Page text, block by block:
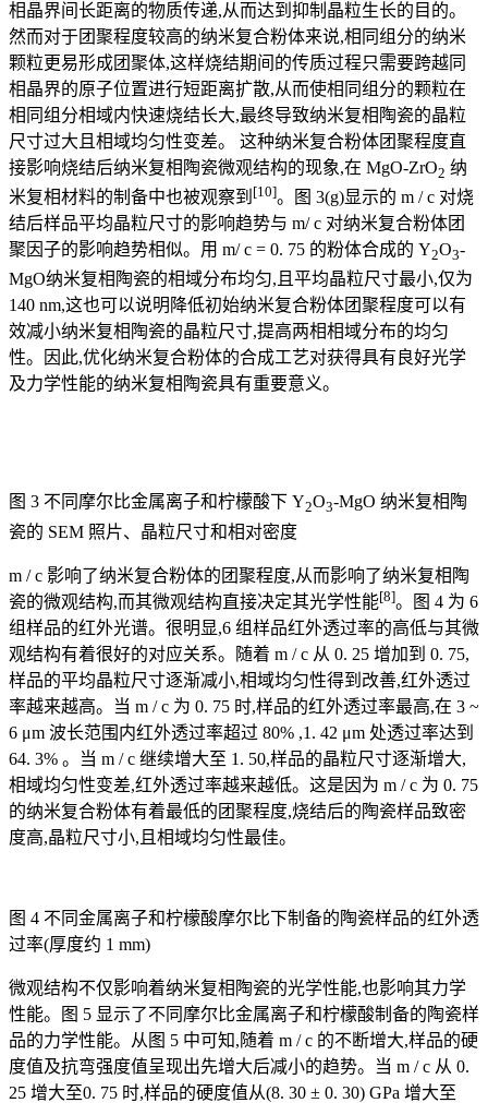
相晶界间长距离的物质传递,从而达到抑制晶粒生长的目的。
然而对于团聚程度较高的纳米复合粉体来说,相同组分的纳米
颗粒更易形成团聚体,这样烧结期间的传质过程只需要跨越同
相晶界的原子位置进行短距离扩散,从而使相同组分的颗粒在
相同组分相域内快速烧结长大,最终导致纳米复相陶瓷的晶粒
尺寸过大且相域均匀性变差。 这种纳米复合粉体团聚程度直
接影响烧结后纳米复相陶瓷微观结构的现象,在 MgO-ZrO2 纳
米复相材料的制备中也被观察到 [10]。图 3(g)显示的 m / c 对烧
结后样品平均晶粒尺寸的影响趋势与 m/ c 对纳米复合粉体团
聚因子的影响趋势相似。用 m/ c = 0. 75 的粉体合成的 Y2O3-
MgO纳米复相陶瓷的相域分布均匀,且平均晶粒尺寸最小,仅为
140 nm,这也可以说明降低初始纳米复合粉体团聚程度可以有
效减小纳米复相陶瓷的晶粒尺寸,提高两相相域分布的均匀
性。因此,优化纳米复合粉体的合成工艺对获得具有良好光学
及力学性能的纳米复相陶瓷具有重要意义。
图 3 不同摩尔比金属离子和柠檬酸下 Y2O3-MgO 纳米复相陶
瓷的 SEM 照片、晶粒尺寸和相对密度
m / c 影响了纳米复合粉体的团聚程度,从而影响了纳米复相陶
瓷的微观结构,而其微观结构直接决定其光学性能[8]。图 4 为 6
组样品的红外光谱。很明显,6 组样品红外透过率的高低与其微
观结构有着很好的对应关系。随着 m / c 从 0. 25 增加到 0. 75,
样品的平均晶粒尺寸逐渐减小,相域均匀性得到改善,红外透过
率越来越高。当 m / c 为 0. 75 时,样品的红外透过率最高,在 3 ~
6 μm 波长范围内红外透过率超过 80% ,1. 42 μm 处透过率达到
64. 3% 。当 m / c 继续增大至 1. 50,样品的晶粒尺寸逐渐增大,
相域均匀性变差,红外透过率越来越低。这是因为 m / c 为 0. 75
的纳米复合粉体有着最低的团聚程度,烧结后的陶瓷样品致密
度高,晶粒尺寸小,且相域均匀性最佳。
图 4 不同金属离子和柠檬酸摩尔比下制备的陶瓷样品的红外透
过率(厚度约 1 mm)
微观结构不仅影响着纳米复相陶瓷的光学性能,也影响其力学
性能。图 5 显示了不同摩尔比金属离子和柠檬酸制备的陶瓷样
品的力学性能。从图 5 中可知,随着 m / c 的不断增大,样品的硬
度值及抗弯强度值呈现出先增大后减小的趋势。当 m / c 从 0.
25 增大至0. 75 时,样品的硬度值从(8. 30 ± 0. 30) GPa 增大至